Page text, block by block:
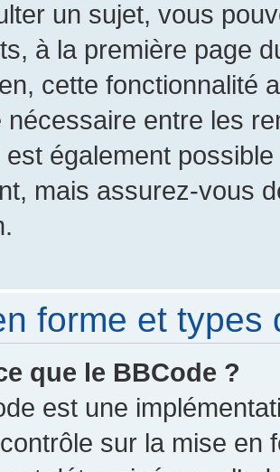
un sujet, vous
à la première page
cette fonctionnalité
nécessaire entre les
est également
mais assurez-vous
forme et types
que le BBCode ?
est une
sur la mise en